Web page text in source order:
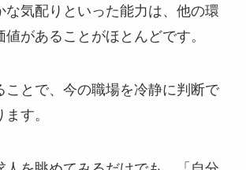
な気配りといった能力は、他の環
があることがほとんどです。
ことで、今の職場を冷静に判断で
す。